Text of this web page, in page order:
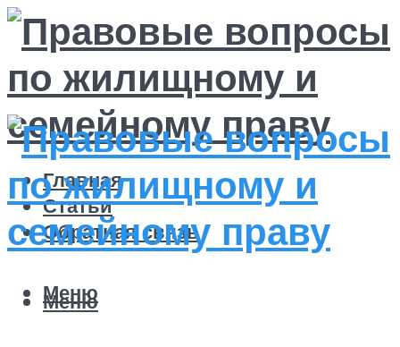
Главная
Статьи
Обратная связь
Меню
Меню